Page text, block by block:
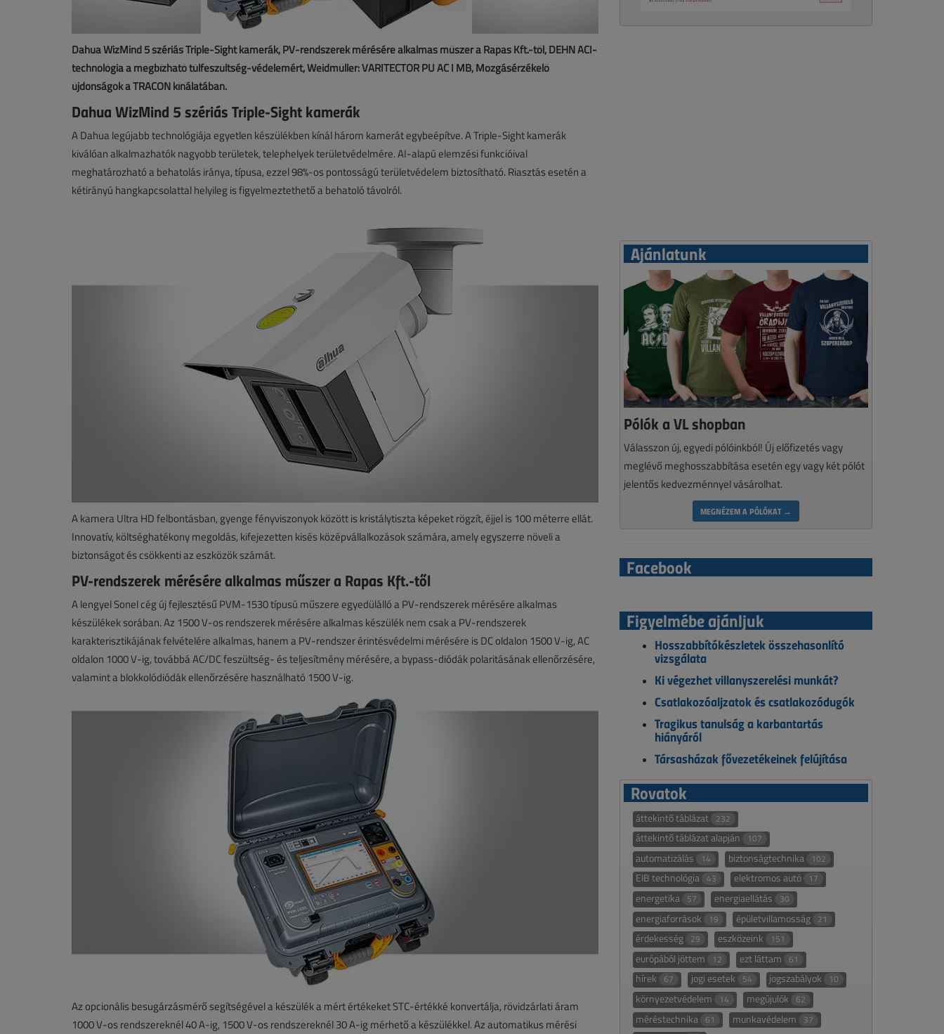
Dahua WizMind 5 szériás Triple-Sight kamerák, PV-rendszerek mérésére alkalmas műszer a Rapas Kft.-től, DEHN ACI-
technológia a megbízható túlfeszültség-védelemért, Weidmüller: VARITECTOR PU AC I MB, Mozgásérzékelő
újdonságok a TRACON kínálatában.
Dahua WizMind 5 szériás Triple-Sight kamerák
A Dahua legújabb technológiája egyetlen készülékben kínál három kamerát egybeépítve. A Triple-Sight kamerák
kiválóan alkalmazhatók nagyobb területek, telephelyek területvédelmére. AI-alapú elemzési funkcióival
meghatározható a behatolás iránya, típusa, ezzel 98%-os pontosságú területvédelem biztosítható. Riasztás esetén a
kétirányú hangkapcsolattal helyileg is figyelmeztethető a behatoló távolról.
A kamera Ultra HD felbontásban, gyenge fényviszonyok között is kristálytiszta képeket rögzít, éjjel is 100 méterre ellát.
Innovatív, költséghatékony megoldás, kifejezetten kisés középvállalkozások számára, amely egyszerre növeli a
biztonságot és csökkenti az eszközök számát.
PV-rendszerek mérésére alkalmas műszer a Rapas Kft.-től
A lengyel Sonel cég új fejlesztésű PVM-1530 típusú műszere egyedülálló a PV-rendszerek mérésére alkalmas
készülékek sorában. Az 1500 V-os rendszerek mérésére alkalmas készülék nem csak a PV-rendszerek
karakterisztikájának felvételére alkalmas, hanem a PV-rendszer érintésvédelmi mérésére is DC oldalon 1500 V-ig, AC
oldalon 1000 V-ig, továbbá AC/DC feszültség- és teljesítmény mérésére, a bypass-diódák polaritásának ellenőrzésére,
valamint a blokkolódiódák ellenőrzésére használható 1500 V-ig.
Az opcionális besugárzásmérő segítségével a készülék a mért értékeket STC-értékké konvertálja, rövidzárlati áram
1000 V-os rendszereknél 40 A-ig, 1500 V-os rendszereknél 30 A-ig mérhető a készülékkel. Az automatikus mérési
Ajánlatunk
Pólók a VL shopban
Válasszon új, egyedi pólóinkból! Új előfizetés vagy
meglévő meghosszabbítása esetén egy vagy két pólót
jelentős kedvezménnyel vásárolhat.
MEGNÉZEM A PÓLÓKAT →
Facebook
Figyelmébe ajánljuk
Hosszabbítókészletek összehasonlító
vizsgálata
Ki végezhet villanyszerelési munkát?
Csatlakozóaljzatok és csatlakozódugók
Tragikus tanulság a karbantartás
hiányáról
Társasházak fővezetékeinek felújítása
Rovatok
áttekintő táblázat 232
áttekintő táblázat alapján 107
automatizálás 14 biztonságtechnika 102
EIB technológia 43 elektromos autó 17
energetika 57 energiaellátás 30
energiaforrások 19 épületvillamosság 21
érdekesség 29 eszközeink 151
európából jöttem 12 ezt láttam 61
hírek 67 jogi esetek 54 jogszabályok 10
környezetvédelem 14 megújulók 62
méréstechnika 61 munkavédelem 37